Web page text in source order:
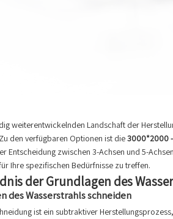
weiterentwickelnden Landschaft der
den verfügbaren Optionen ist die3000*2000 -
Entscheidung zwischen 3-Achsen und 5-
Ihre spezifischen Bedürfnisse zu treffen.
der Grundlagen des
des Wasserstrahls schneiden
ist ein subtraktiver